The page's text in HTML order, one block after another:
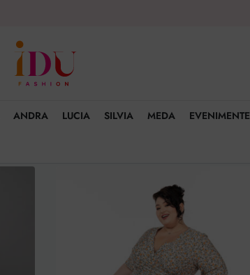
ANDRA LUCIA SILVIA MEDA EVENIMENTE